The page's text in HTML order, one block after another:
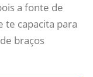
a fonte de
te capacita para
braços